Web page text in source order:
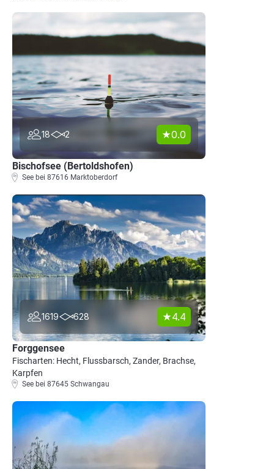
18 2 0.0
Bischofsee (Bertoldshofen)
See bei 87616 Marktoberdorf
1619 628 4.4
Forggensee
Fischarten: Hecht, Flussbarsch, Zander, Brachse,
Karpfen
See bei 87645 Schwangau